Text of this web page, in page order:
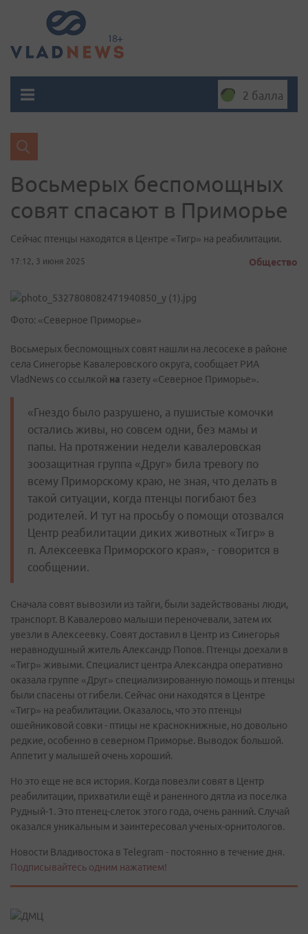
2 балла
Восьмерых беспомощных
совят спасают в Приморье
Сейчас птенцы находятся в Центре «Тигр» на реабилитации.
17:12, 3 июня 2025 Общество
Фото: «Северное Приморье»
Восьмерых беспомощных совят нашли на лесосеке в районе
села Синегорье Кавалеровского округа, сообщает РИА
VladNews со ссылкой на газету «Северное Приморье».
«Гнездо было разрушено, а пушистые комочки
остались живы, но совсем одни, без мамы и
папы. На протяжении недели кавалеровская
зоозащитная группа «Друг» била тревогу по
всему Приморскому краю, не зная, что делать в
такой ситуации, когда птенцы погибают без
родителей. И тут на просьбу о помощи отозвался
Центр реабилитации диких животных «Тигр» в
п. Алексеевка Приморского края», - говорится в
сообщении.
Сначала совят вывозили из тайги, были задействованы люди,
транспорт. В Кавалерово малыши переночевали, затем их
увезли в Алексеевку. Совят доставил в Центр из Синегорья
неравнодушный житель Александр Попов. Птенцы доехали в
«Тигр» живыми. Специалист центра Александра оперативно
оказала группе «Друг» специализированную помощь и птенцы
были спасены от гибели. Сейчас они находятся в Центре
«Тигр» на реабилитации. Оказалось, что это птенцы
ошейниковой совки - птицы не краснокнижные, но довольно
редкие, особенно в северном Приморье. Выводок большой.
Аппетит у малышей очень хороший.
Но это еще не вся история. Когда повезли совят в Центр
реабилитации, прихватили ещё и раненного дятла из поселка
Рудный-1. Это птенец-слеток этого года, очень ранний. Случай
оказался уникальным и заинтересовал ученых-орнитологов.
Новости Владивостока в Telegram - постоянно в течение дня.
Подписывайтесь одним нажатием!